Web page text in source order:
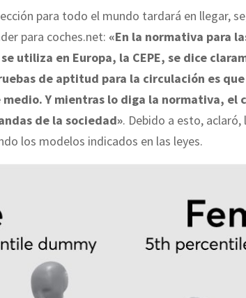
para todo el mundo tardará en llegar,
para coches.net: «En la normativa para
utiliza en Europa, la CEPE, se dice
de aptitud para la circulación es
Y mientras lo diga la normativa, el
de la sociedad». Debido a esto, aclaró,
los modelos indicados en las leyes.